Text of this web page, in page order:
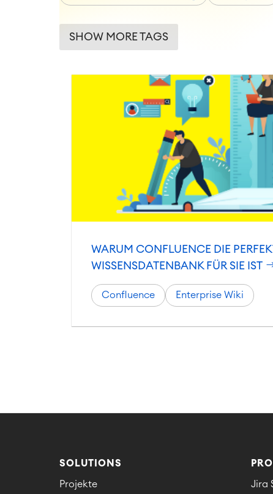
SHOW MORE TAGS
WARUM CONFLUENCE DIE
WISSENSDATENBANK FÜR SIE IST
Confluence Enterprise Wiki
SOLUTIONS
Projekte Jira